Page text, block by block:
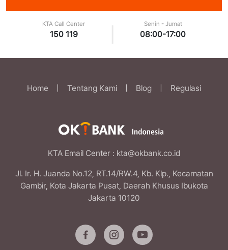
KTA Call Center
150 119
Senin - Jumat
08:00-17:00
Home Tentang Kami Blog Regulasi
KTA Email Center : kta@okbank.co.id
Jl. Ir. H. Juanda No.12, RT.14/RW.4, Kb. Klp., Kecamatan
Gambir, Kota Jakarta Pusat, Daerah Khusus Ibukota
Jakarta 10120